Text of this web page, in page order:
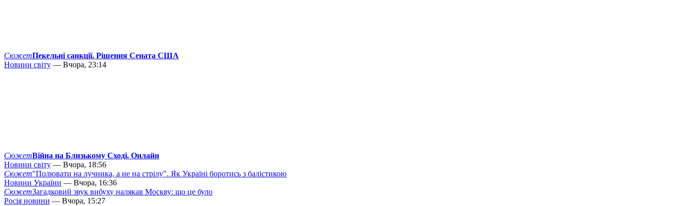
СюжетПекельні санкції. Рішення Сената США
Новини світу — Вчора, 23:14
СюжетВійна на Близькому Сході. Онлайн
Новини світу — Вчора, 18:56
Сюжет"Полювати на лучника, а не на стрілу". Як Україні боротись з балістикою
Новини України — Вчора, 16:36
СюжетЗагадковий звук вибуху налякав Москву: що це було
Росія новини — Вчора, 15:27